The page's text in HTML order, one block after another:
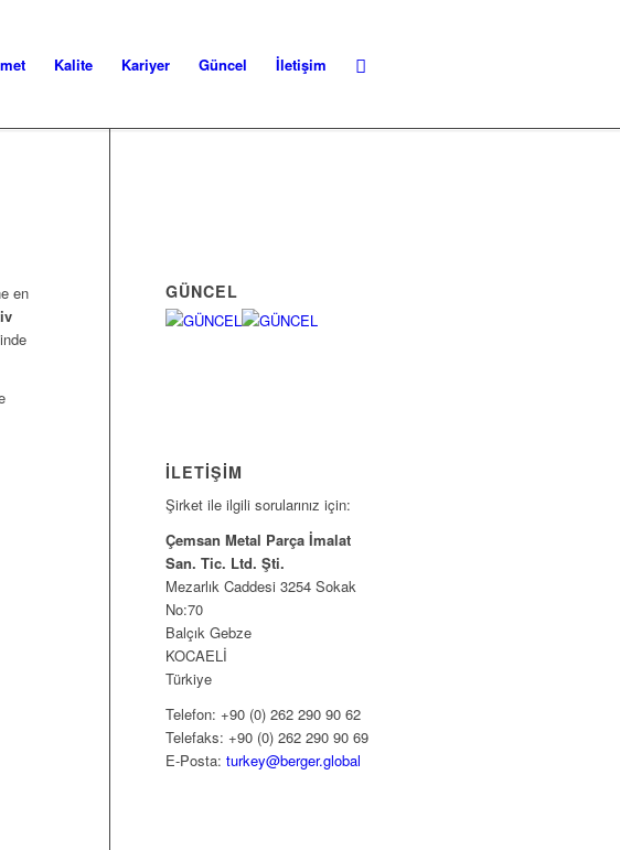
Kalite Kariyer Güncel
İletişim
en
GÜNCEL
İLETİŞİM
Şirket ile ilgili sorularınız için:
Çemsan Metal Parça İmalat
San. Tic. Ltd. Şti.
Mezarlık Caddesi 3254 Sokak
No:70
Balçık Gebze
KOCAELİ
Türkiye
Telefon: +90 (0) 262 290 90 62
Telefaks: +90 (0) 262 290 90 69
E-Posta:turkey@berger.global